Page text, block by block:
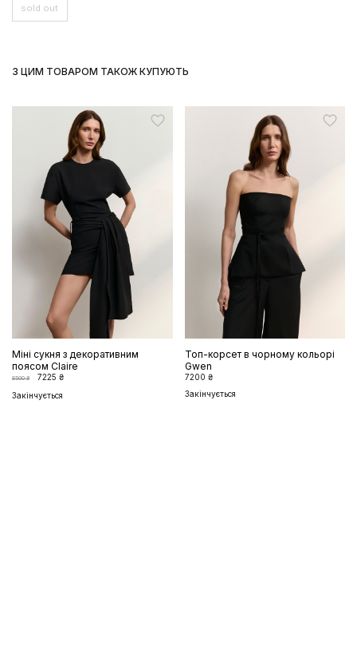
sold out
З ЦИМ ТОВАРОМ ТАКОЖ КУПУЮТЬ
Міні сукня з декоративним
поясом Claire
8500 ₴
7225 ₴
Закінчується
Топ-корсет в чорному кольорі
Gwen
7200 ₴
Закінчується